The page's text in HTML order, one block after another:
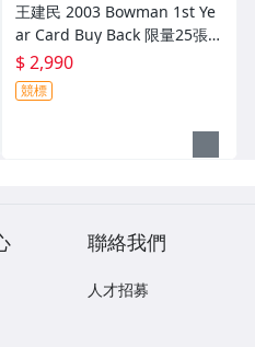
王建民 2003 Bowman 1st Ye
ar Card Buy Back 限量25張回
購簽名卡 卡面簽～
$ 2,990
競標
聯絡我們
人才招募